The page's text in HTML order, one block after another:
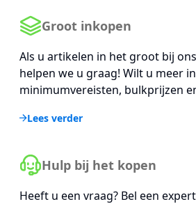
Groot inkopen
Als u artikelen in het groot bij
helpen we u graag! Wilt u meer
minimumvereisten, bulkprijzen
Lees verder
Hulp bij het kopen
Heeft u een vraag? Bel een